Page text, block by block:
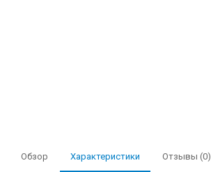
Обзор Характеристики Отзывы (0)